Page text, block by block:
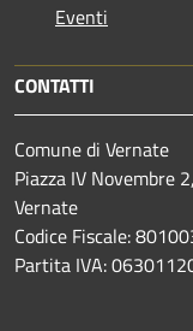
Eventi
CONTATTI
Comune di Vernate
Piazza IV Novembre
Vernate
Codice Fiscale:
Partita IVA: